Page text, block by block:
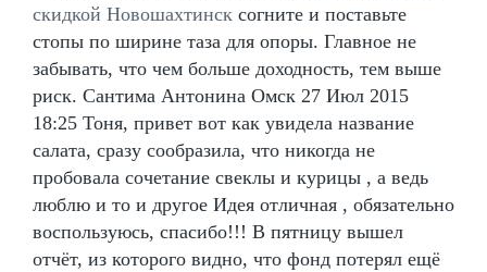
скидкой Новошахтинск согните и поставьте
стопы по ширине таза для опоры. Главное не
забывать, что чем больше доходность, тем выше
риск. Сантима Антонина Омск 27 Июл 2015
18:25 Тоня, привет вот как увидела название
салата, сразу сообразила, что никогда не
пробовала сочетание свеклы и курицы , а ведь
люблю и то и другое Идея отличная , обязательно
воспользуюсь, спасибо!!! В пятницу вышел
отчёт, из которого видно, что фонд потерял ещё